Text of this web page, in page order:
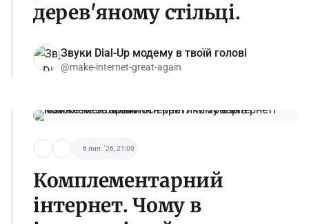
дерев'яному стільці.
Звуки Dial-Up модему в твоїй голові
@make-internet-great-again
6 лип. '26, 21:00
Комплементарний
інтернет. Чому в